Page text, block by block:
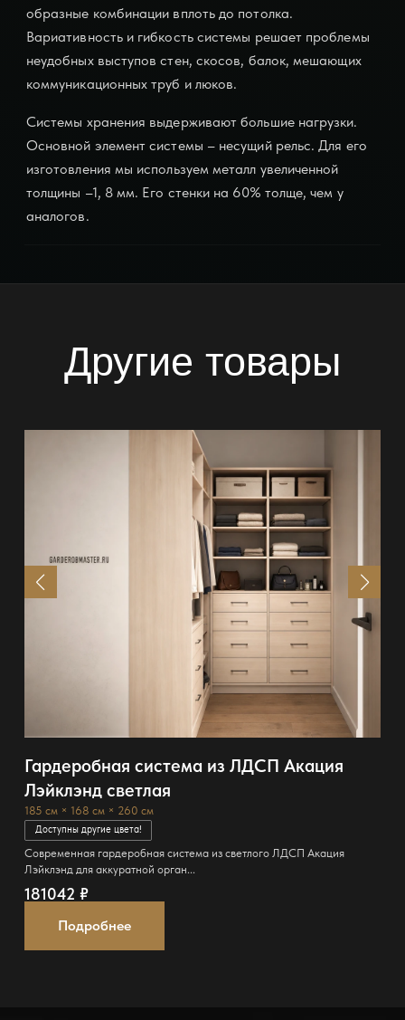
образные комбинации вплоть до потолка.
Вариативность и гибкость системы решает проблемы
неудобных выступов стен, скосов, балок, мешающих
коммуникационных труб и люков.
Системы хранения выдерживают большие нагрузки.
Основной элемент системы – несущий рельс. Для его
изготовления мы используем металл увеличенной
толщины –1, 8 мм. Его стенки на 60% толще, чем у
аналогов.
Другие товары
Гардеробная система из ЛДСП Акация
Лэйклэнд светлая
185 см × 168 см × 260 см
Доступны другие цвета!
Современная гардеробная система из светлого ЛДСП Акация
Лэйклэнд для аккуратной орган...
181042 ₽
Подробнее